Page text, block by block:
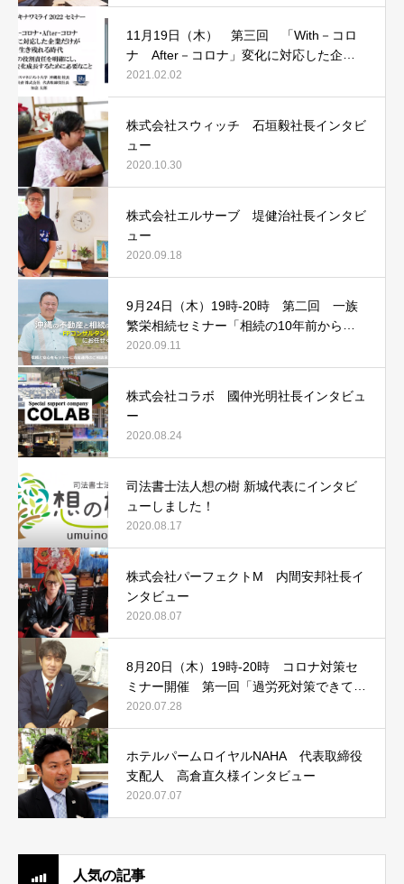
11月19日（木） 第三回 「With－コロ
ナ After－コロナ」変化に対応した企業
だけが生き残れる時代
2021.02.02
株式会社スウィッチ 石垣毅社長インタビ
ュー
2020.10.30
株式会社エルサーブ 堤健治社長インタビ
ュー
2020.09.18
9月24日（木）19時‐20時 第二回 一族
繁栄相続セミナー「相続の10年前からや
るべき3つの事とは！？」
2020.09.11
株式会社コラボ 國仲光明社長インタビュ
ー
2020.08.24
司法書士法人想の樹 新城代表にインタビ
ューしました！
2020.08.17
株式会社パーフェクトM 内間安邦社長イ
ンタビュー
2020.08.07
8月20日（木）19時-20時 コロナ対策セ
ミナー開催 第一回「過労死対策できてい
ますか？その時会社は守れません！」
2020.07.28
ホテルパームロイヤルNAHA 代表取締役
支配人 高倉直久様インタビュー
2020.07.07
人気の記事